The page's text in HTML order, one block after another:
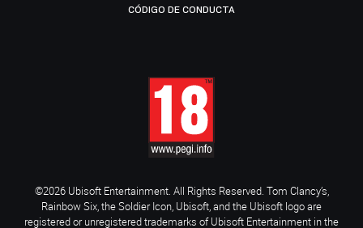
CÓDIGO DE CONDUCTA
©2026 Ubisoft Entertainment. All Rights Reserved. Tom Clancy’s,
Rainbow Six, the Soldier Icon, Ubisoft, and the Ubisoft logo are
registered or unregistered trademarks of Ubisoft Entertainment in the